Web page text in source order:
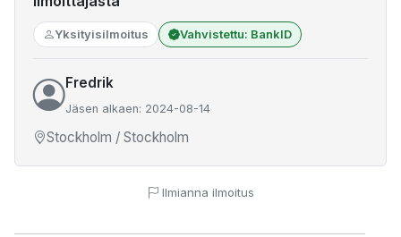
Yksityisilmoitus Vahvistettu: BankID
Fredrik
Jäsen alkaen: 2024-08-14
Stockholm / Stockholm
Ilmianna ilmoitus